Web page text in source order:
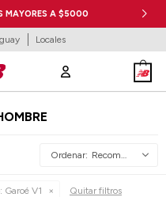
MAYORES A $5000
Locales
Recomendados
Garoé V1 Quitar filtros